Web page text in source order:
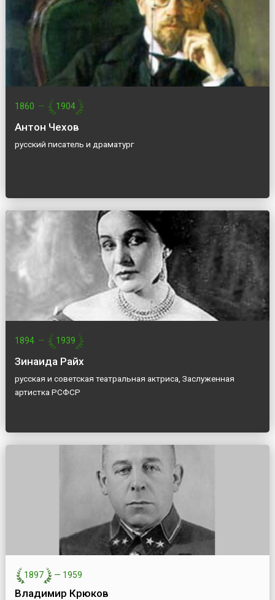
1860 — 1904
Антон Чехов
русский писатель и драматург
1894 — 1939
Зинаида Райх
русская и советская театральная актриса, Заслуженная
артистка РСФСР
1897 — 1959
Владимир Крюков